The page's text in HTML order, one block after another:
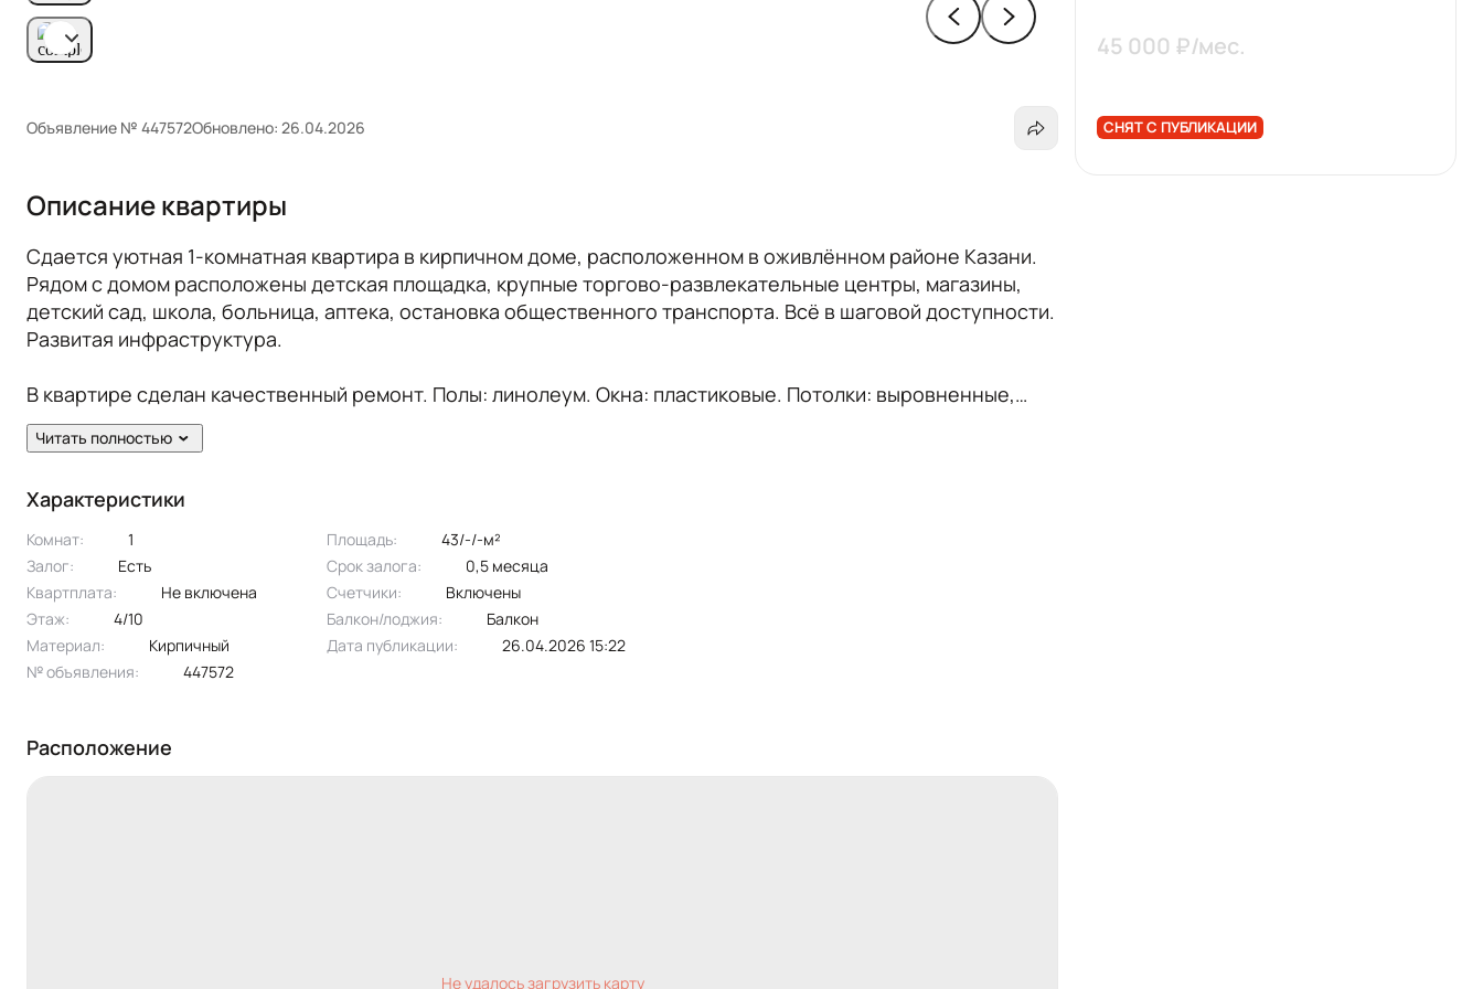
45 000 ₽/мес.
СНЯТ С ПУБЛИКАЦИИ
Объявление № 447572Обновлено: 26.04.2026
Описание квартиры
Сдается уютная 1-комнатная квартира в кирпичном доме, расположенном в оживлённом районе Казани.
Рядом с домом расположены детская площадка, крупные торгово-развлекательные центры, магазины,
детский сад, школа, больница, аптека, остановка общественного транспорта. Всё в шаговой доступности.
Развитая инфраструктура.
В квартире сделан качественный ремонт. Полы: линолеум. Окна: пластиковые. Потолки: выровненные,
побеленные. Сан. узел в кафеле. Есть балкон.
Всё необходимое для комфортного проживания имеется: кухонный гарнитур, диван раскладной, шкаф-
водонагреватель.
Эксклюзивное предложение!
Читать полностью
Характеристики
Комнат: 1 Площадь:
43/-/-м²
Залог:
есть Срок залога:
0,5 месяца
Квартплата:
не включена Счетчики:
включены
Этаж:
4/10 Балкон/лоджия:
балкон
Материал:
кирпичный Дата публикации:
26.04.2026 15:22
№ объявления:
447572
Расположение
Не удалось загрузить карту